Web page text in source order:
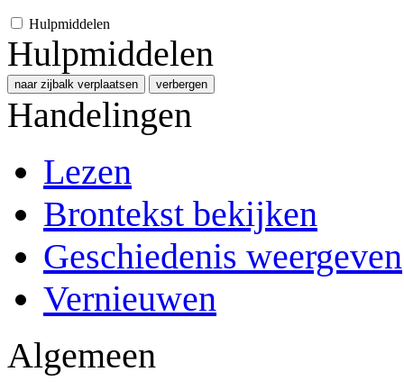
Hulpmiddelen
Hulpmiddelen
naar zijbalk verplaatsen verbergen
Handelingen
Lezen
Brontekst bekijken
Geschiedenis weergeven
Vernieuwen
Algemeen